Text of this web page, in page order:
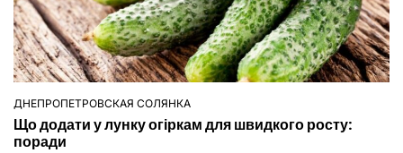
ОПУБЛІКУВАТИ
У
ДНЕПРОПЕТРОВСКАЯ СОЛЯНКА
Що додати у лунку огіркам для швидкого росту:
поради